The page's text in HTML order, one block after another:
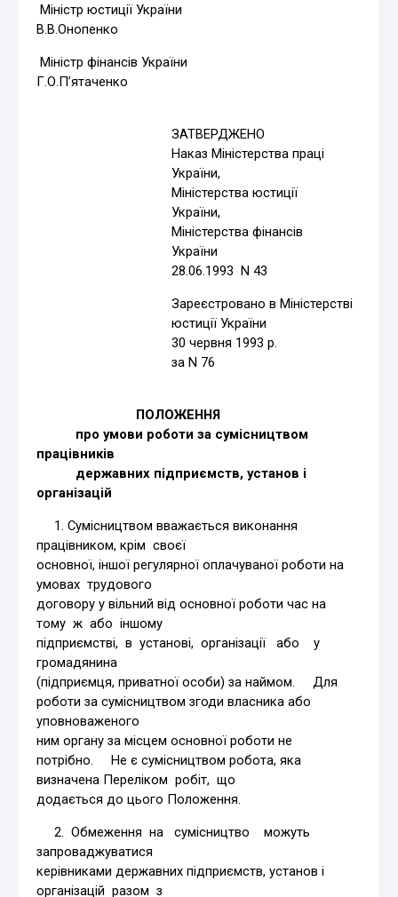
Міністр юстиції України
В.В.Онопенко
Міністр фінансів України
Г.О.П’ятаченко
ЗАТВЕРДЖЕНО
Наказ Міністерства праці
України,
Міністерства юстиції
України,
Міністерства фінансів
України
28.06.1993 N 43
Зареєстровано в Міністерстві
юстиції України
30 червня 1993 р.
за N 76
ПОЛОЖЕННЯ
про умови роботи за сумісництвом
працівників
державних підприємств, установ і
організацій
1. Сумісництвом вважається виконання
працівником, крім своєї
основної, іншої регулярної оплачуваної роботи на
умовах трудового
договору у вільний від основної роботи час на
тому ж або іншому
підприємстві, в установі, організації або у
громадянина
(підприємця, приватної особи) за наймом. Для
роботи за сумісництвом згоди власника або
уповноваженого
ним органу за місцем основної роботи не
потрібно. Не є сумісництвом робота, яка
визначена Переліком робіт, що
додається до цього Положення.
2. Обмеження на сумісництво можуть
запроваджуватися
керівниками державних підприємств, установ і
організацій разом з